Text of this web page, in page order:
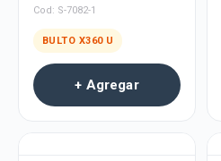
Cod: S-7082-1
BULTO X360 U
+ Agregar